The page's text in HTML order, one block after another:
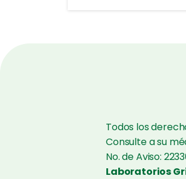
Todos los
Consulte a su
No. de Aviso:
Laboratorios